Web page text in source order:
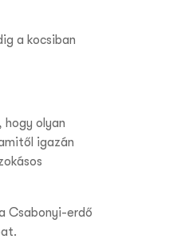
a kocsiban
, hogy olyan
igazán
Csabonyi-erdő